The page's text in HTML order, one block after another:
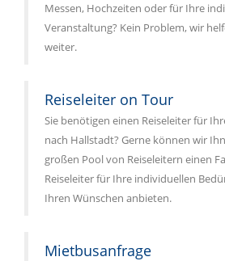
Messen, Hochzeiten oder für Ihre
Veranstaltung? Kein Problem, wir
weiter.
Reiseleiter on Tour
Sie benötigen einen Reiseleiter für
nach Hallstadt? Gerne können wir
großen Pool von Reiseleitern einen
Reiseleiter für Ihre individuellen
Ihren Wünschen anbieten.
Mietbusanfrage